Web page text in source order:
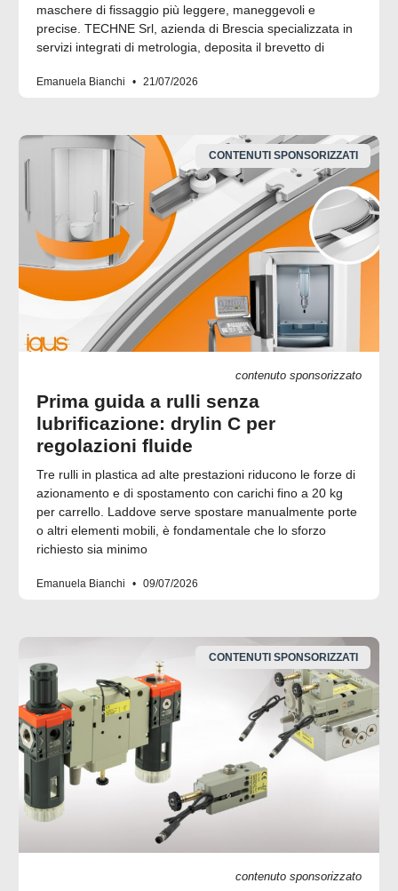
maschere di fissaggio più leggere, maneggevoli e
precise. TECHNE Srl, azienda di Brescia specializzata in
servizi integrati di metrologia, deposita il brevetto di
Emanuela Bianchi 21/07/2026
CONTENUTI SPONSORIZZATI
contenuto sponsorizzato
Prima guida a rulli senza
lubrificazione: drylin C per
regolazioni fluide
Tre rulli in plastica ad alte prestazioni riducono le forze di
azionamento e di spostamento con carichi fino a 20 kg
per carrello. Laddove serve spostare manualmente porte
o altri elementi mobili, è fondamentale che lo sforzo
richiesto sia minimo
Emanuela Bianchi 09/07/2026
CONTENUTI SPONSORIZZATI
contenuto sponsorizzato